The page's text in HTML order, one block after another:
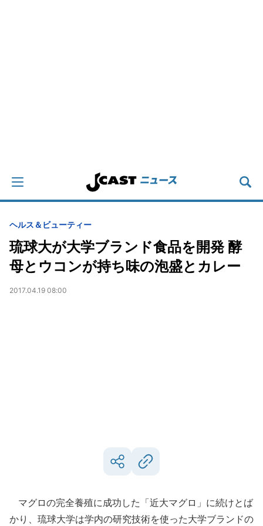
ヘルス＆ビューティー
琉球大が大学ブランド食品を開発 酵
母とウコンが持ち味の泡盛とカレー
2017.04.19 08:00
マグロの完全養殖に成功した「近大マグロ」に続けとば
かり、琉球大学は学内の研究技術を使った大学ブランドの